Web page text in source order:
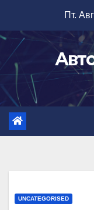
содержимому
Пт.
UNCATEGORISED